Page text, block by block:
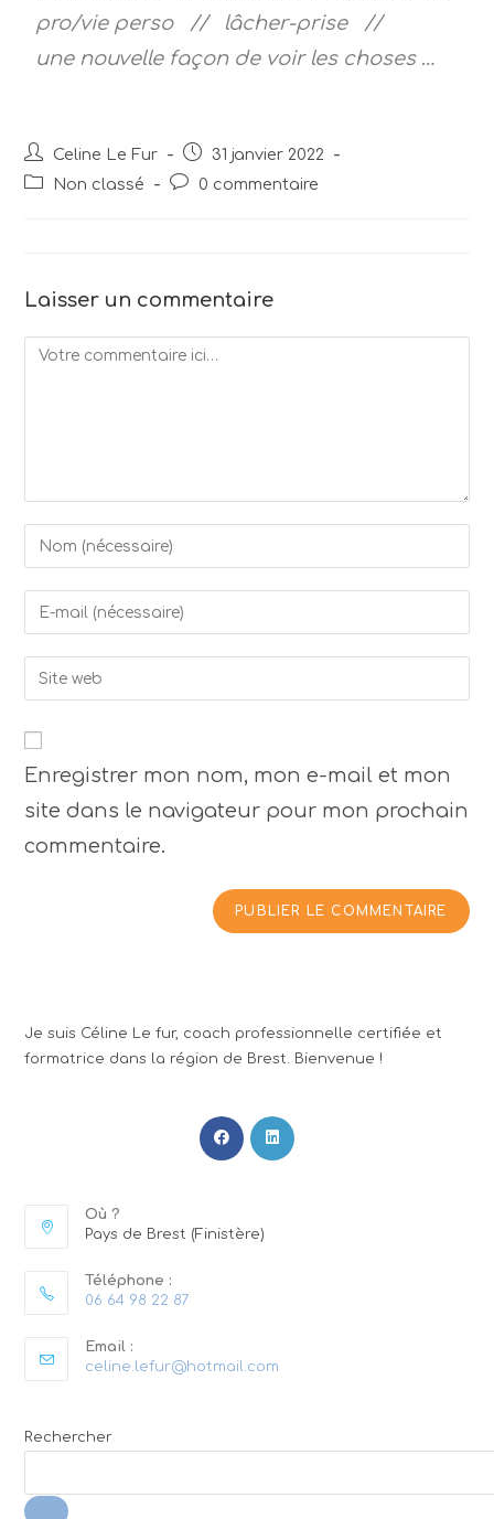
pro/vie perso // lâcher-prise //
une nouvelle façon de voir les choses …
Celine Le Fur
31 janvier 2022
Non classé
0 commentaire
Laisser un commentaire
Enregistrer mon nom, mon e-mail et mon
site dans le navigateur pour mon prochain
commentaire.
Je suis Céline Le fur, coach professionnelle certifiée et
formatrice dans la région de Brest. Bienvenue !
Où ?
Pays de Brest (Finistère)
Téléphone :
06 64 98 22 87
Email :
celine.lefur@hotmail.com
Rechercher